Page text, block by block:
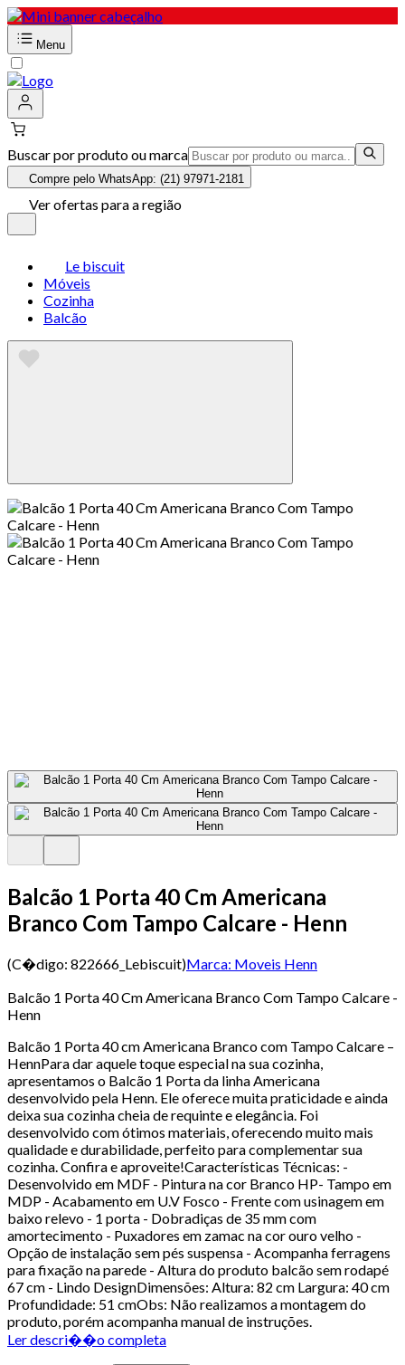
Menu
Buscar por produto ou marca
Compre pelo WhatsApp: (21) 97971-2181
Ver ofertas para a região
Le biscuit
Móveis
Cozinha
Balcão
Balcão 1 Porta 40 Cm Americana
Branco Com Tampo Calcare - Henn
(C�digo: 822666_Lebiscuit)Marca: Moveis Henn
Balcão 1 Porta 40 Cm Americana Branco Com Tampo Calcare -
Henn
Balcão 1 Porta 40 cm Americana Branco com Tampo Calcare –
HennPara dar aquele toque especial na sua cozinha,
apresentamos o Balcão 1 Porta da linha Americana
desenvolvido pela Henn. Ele oferece muita praticidade e ainda
deixa sua cozinha cheia de requinte e elegância. Foi
desenvolvido com ótimos materiais, oferecendo muito mais
qualidade e durabilidade, perfeito para complementar sua
cozinha. Confira e aproveite!Características Técnicas: -
Desenvolvido em MDF - Pintura na cor Branco HP- Tampo em
MDP - Acabamento em U.V Fosco - Frente com usinagem em
baixo relevo - 1 porta - Dobradiças de 35 mm com
amortecimento - Puxadores em zamac na cor ouro velho -
Opção de instalação sem pés suspensa - Acompanha ferragens
para fixação na parede - Altura do produto balcão sem rodapé
67 cm - Lindo DesignDimensões: Altura: 82 cm Largura: 40 cm
Profundidade: 51 cmObs: Não realizamos a montagem do
produto, porém acompanha manual de instruções.
Ler descri��o completa